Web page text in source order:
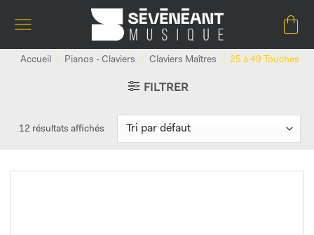
Accueil / Pianos - Claviers / Claviers Maîtres / 25 à 49 Touches
FILTRER
12 résultats affichés